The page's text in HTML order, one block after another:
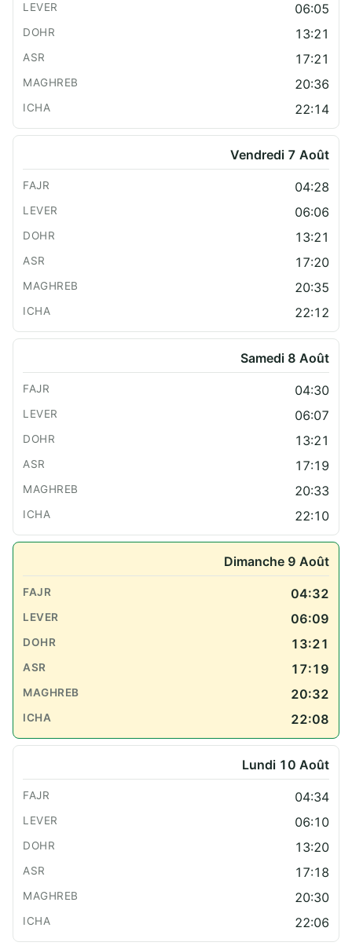
06:05
13:21
17:21
20:36
22:14
Vendredi 7 Août
04:28
06:06
13:21
17:20
20:35
22:12
Samedi 8 Août
04:30
06:07
13:21
17:19
20:33
22:10
Dimanche 9 Août
04:32
06:09
13:21
17:19
20:32
22:08
Lundi 10 Août
04:34
06:10
13:20
17:18
20:30
22:06